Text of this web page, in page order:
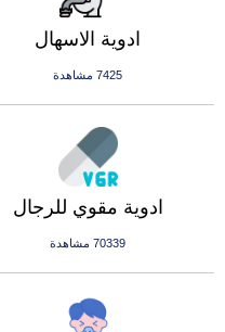
ادوية الاسهال
7425 مشاهدة
ادوية مقوي للرجال
70339 مشاهدة